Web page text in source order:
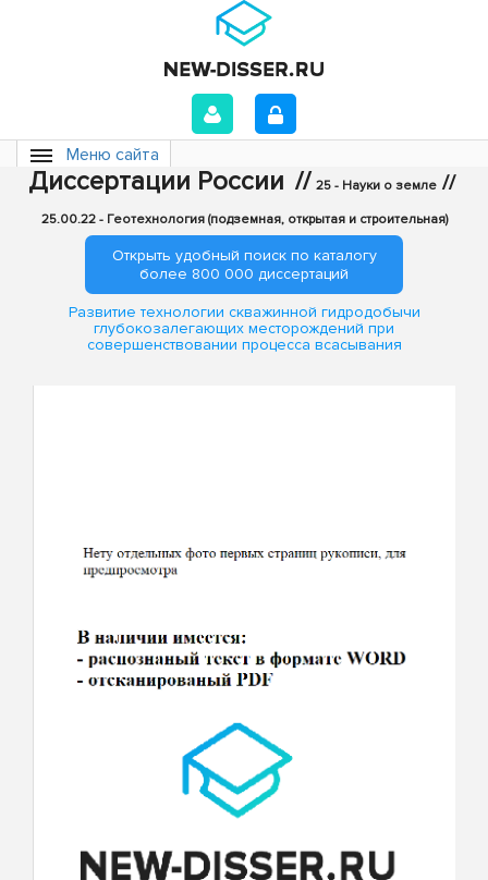
Меню сайта
Диссертации России // 25 - Науки о земле //
25.00.22 - Геотехнология (подземная, открытая и строительная)
Открыть удобный поиск по каталогу
более 800 000 диссертаций
Развитие технологии скважинной гидродобычи
глубокозалегающих месторождений при
совершенствовании процесса всасывания